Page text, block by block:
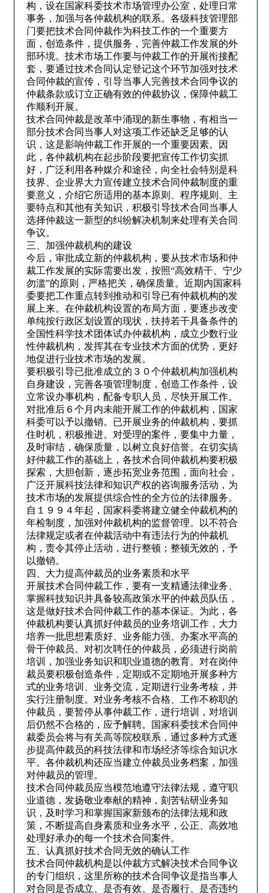
构，设在国家科委技术市场管理办公室，处理日常
事务，加强与各仲裁机构的联系。各级科技管理部
门要把技术合同仲裁作为科技工作的一个重要方
面，创造条件，提供服务，完善仲裁工作发展的外
部环境。技术市场工作要与仲裁工作的开展衔接配
套，要通过技术合同认定登记这个环节加强对技术
合同仲裁的宣传，引导当事人完善技术合同争议的
仲裁条款或订立正确有效的仲裁协议，保障仲裁工
作顺利开展。
技术合同仲裁是改革中涌现的新生事物，有相当一
部分技术合同当事人对这项工作还缺乏足够的认
识，这是影响仲裁工作开展的一个重要因素。因
此，各仲裁机构在起步阶段要把宣传工作切实抓
好，广泛利用各种媒介和途径，向全社会特别是科
技界、企业界大力宣传建立技术合同仲裁制度的重
要意义，介绍它所适用的基本原则、程序规则、主
要特点和其他有关知识，积极引导技术合同当事人
选择仲裁这一新型的纠纷解决机制来处理有关合同
争议。
三、加强仲裁机构的建设
今后，审批成立新的仲裁机构，要从技术市场和仲
裁工作发展的实际需要出发，按照“高效精干、宁少
勿滥”的原则，严格把关，确保质量。近期内国家科
委要把工作重点转到推动和引导已有仲裁机构的发
展上来。在仲裁机构设置的布局方面，要逐步改变
单纯按行政区划设置的现状，扶持若干具备条件的
全国性科学技术团体试办仲裁机构，成立少数行业
性仲裁机构，发挥其在专业技术方面的优势，更好
地促进行业技术市场的发展。
要积极引导已批准成立的３０个仲裁机构加强机构
自身建设，完善各项管理制度，创造工作条件，设
立常设办事机构，配备专职人员，尽快开展工作。
对批准后６个月内未能开展工作的仲裁机构，国家
科委可以予以撤销。已开展业务的仲裁机构，要抓
住时机，积极推进。对受理的案件，要集中力量，
及时审结，确保质量，以树立良好信誉。在切实搞
好仲裁工作的基础上，各技术合同仲裁机构要积极
探索，大胆创新，逐步拓宽业务范围，面向社会，
广泛开展科技法律和知识产权的咨询服务活动，为
技术市场的发展提供综合性的全方位的法律服务。
自１９９４年起，国家科委将建立健全仲裁机构的
年检制度，加强对仲裁机构的监督管理。以不符合
法律规定或者在仲裁活动中有违法行为的仲裁机
构，责令其停止活动，进行整顿；整顿无效的，予
以撤销。
四、大力提高仲裁员的业务素质和水平
开展技术合同仲裁工作，要有一支精通法律业务、
掌握科技知识并具备较高政策水平的仲裁员队伍，
这是做好技术合同仲裁工作的基本保证。为此，各
仲裁机构要认真抓好仲裁员的业务培训工作，大力
培养一批思想素质好、业务能力强、办案水平高的
骨干仲裁员。对初次聘任的仲裁员，必须进行岗前
培训，加强业务知识和职业道德的教育。对在岗仲
裁员要积极创造条件，定期或不定期地开展多种方
式的业务培训、业务交流，定期进行业务考核，并
实行注册制度。对业务考核不合格、工作不称职的
仲裁员，要暂停从事仲裁工作，进行培训，对培训
后仍然不合格的，应予解聘。国家科委技术合同仲
裁委员会将与有关高等院校联系，通过多种方式逐
步提高仲裁员的科技法律和市场经济等综合知识水
平。各仲裁机构还应当建立仲裁员业务档案，加强
对仲裁员的管理。
技术合同仲裁员应当模范地遵守法律法规，遵守职
业道德，发扬敬业奉献的精神，刻苦钻研业务知
识，及时学习和掌握国家新颁布的法律法规和政
策，不断提高自身素质和业务水平，公正、高效地
处理好承办的每一个技术合同案件。
五、认真抓好技术合同无效的确认工作
技术合同仲裁机构是以仲裁方式解决技术合同争议
的专门组织，这里所称的技术合同争议是指当事人
对合同是否成立、是否有效、是否履行、是否违约